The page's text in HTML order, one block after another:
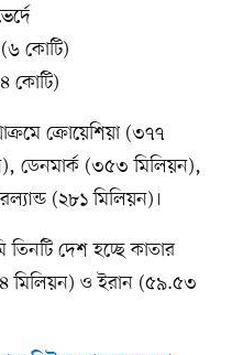
(৬ কোটি)
কোটি)
ক্রোয়েশিয়া (৩৭৭
ডেনমার্ক (৩৫৩ মিলিয়ন),
(২৮১ মিলিয়ন)।
দেশ হচ্ছে কাতার
মিলিয়ন) ও ইরান (৫৯.৫৩